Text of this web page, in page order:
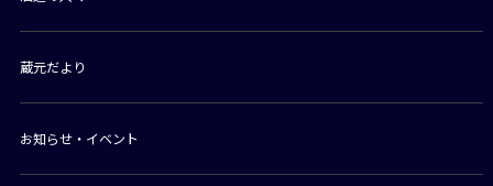
蔵元だより
お知らせ・イベント